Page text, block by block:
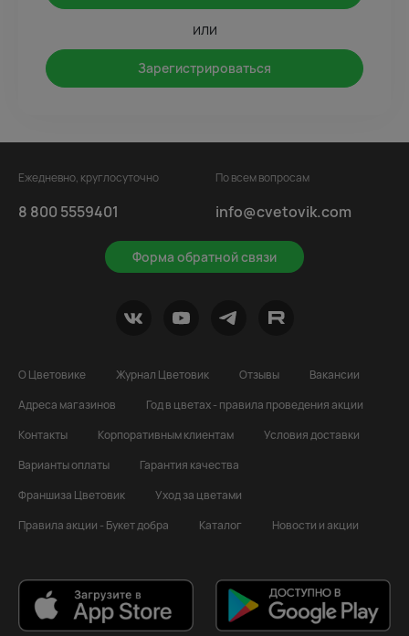
или
Зарегистрироваться
Ежедневно, круглосуточно
8 800 5559401
Форма обратной связи
По всем вопросам
info@cvetovik.com
О Цветовике Журнал Цветовик Отзывы
Вакансии
Адреса магазинов
Год в цветах - правила проведения акции
Контакты
Корпоративным клиентам
Условия доставки
Варианты оплаты
Гарантия качества
Франшиза Цветовик
Уход за цветами
Правила акции - Букет добра
Каталог Новости и акции